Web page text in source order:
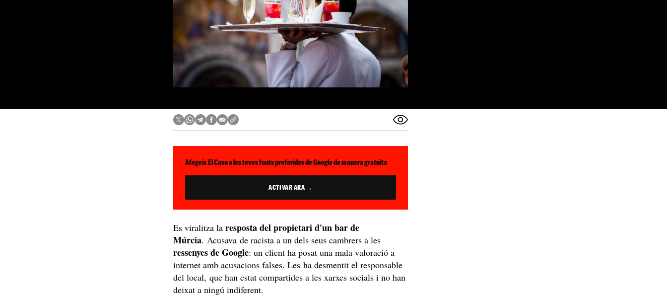
Afegeix El Caso a les teves fonts preferides de Google de manera gratuïta
ACTIVAR ARA →
Es viralitza la resposta del propietari d'un bar de
Múrcia. Acusava de racista a un dels seus cambrers a les
ressenyes de Google: un client ha posat una mala valoració a
internet amb acusacions falses. Les ha desmentit el responsable
del local, que han estat compartides a les xarxes socials i no han
deixat a ningú indiferent.